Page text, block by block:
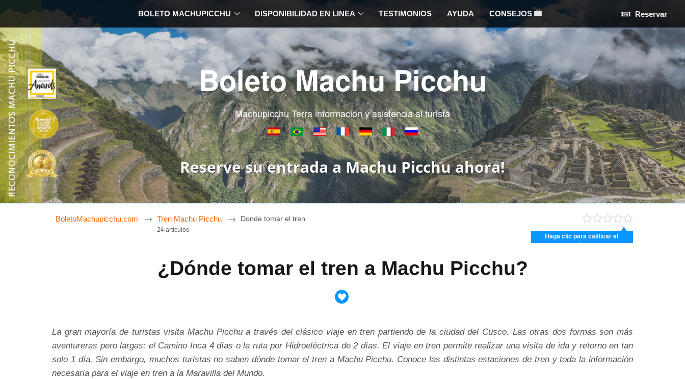
BOLETO MACHUPICCHU DISPONIBILIDAD EN LINEA TESTIMONIOS AYUDA CONSEJOS Reservar
Boleto Machu Picchu
Machupicchu Terra información y asistencia al turista
Reserve su entrada a Machu Picchu ahora!
BoletoMachupicchu.com Tren Machu Picchu
24 artículos
Donde tomar el tren
Haga clic para calificar el
¿Dónde tomar el tren a Machu Picchu?
La gran mayoría de turistas visita Machu Picchu a través del clásico viaje en tren partiendo de la ciudad del Cusco. Las otras dos formas son más
aventureras pero largas: el Camino Inca 4 días o la ruta por Hidroeléctrica de 2 días. El viaje en tren permite realizar una visita de ida y retorno en tan
solo 1 día. Sin embargo, muchos turistas no saben dónde tomar el tren a Machu Picchu. Conoce las distintas estaciones de tren y toda la información
necesaria para el viaje en tren a la Maravilla del Mundo.